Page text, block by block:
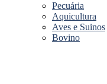
Pecuária
Aquicultura
Aves e Suinos
Bovino